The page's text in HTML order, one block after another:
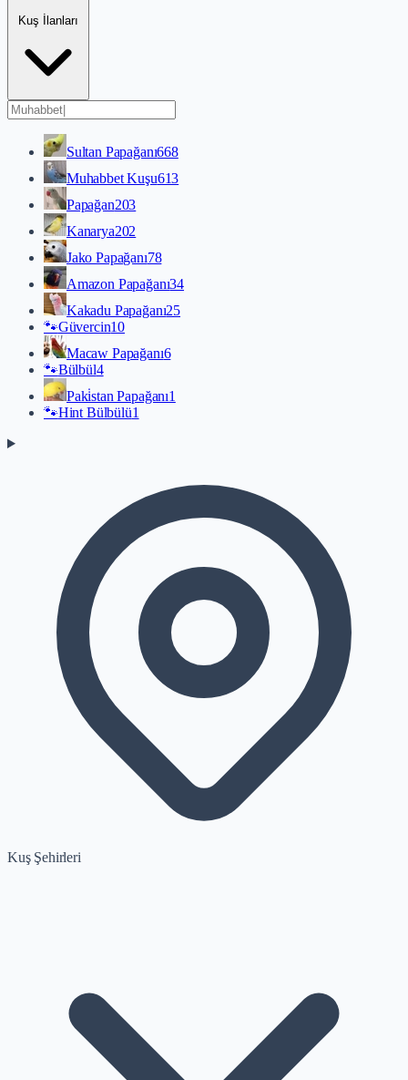
Kuş İlanları
Sultan Papağanı668
Muhabbet Kuşu613
Papağan203
Kanarya202
Jako Papağanı78
Amazon Papağanı34
Kakadu Papağanı25
🐾Güvercin10
Macaw Papağanı6
🐾Bülbül4
Paki̇stan Papağanı1
🐾Hint Bülbülü1
Kuş Şehirleri